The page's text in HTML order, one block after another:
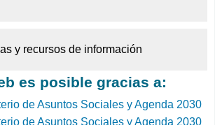
y recursos de información
es posible gracias a: